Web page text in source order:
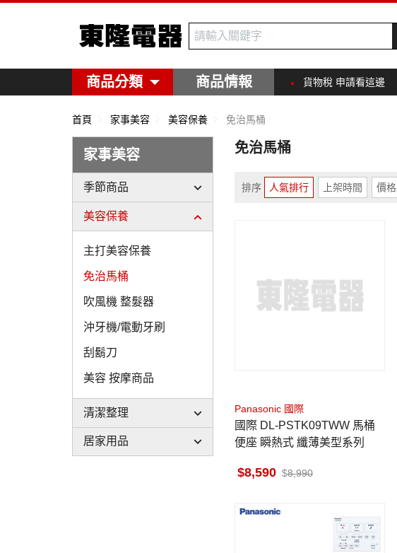
東隆電器
商品分類 商品情報 貨物稅 申請看這邊
首頁 家事美容 美容保養 免治馬桶
家事美容
季節商品
美容保養
主打美容保養
免治馬桶
吹風機 整髮器
沖牙機/電動牙刷
刮鬍刀
美容 按摩商品
清潔整理
居家用品
免治馬桶
排序 人氣排行 上架時間 價格
Panasonic 國際
國際 DL-PSTK09TWW 馬桶
便座 瞬熱式 纖薄美型系列
8,590 8,990